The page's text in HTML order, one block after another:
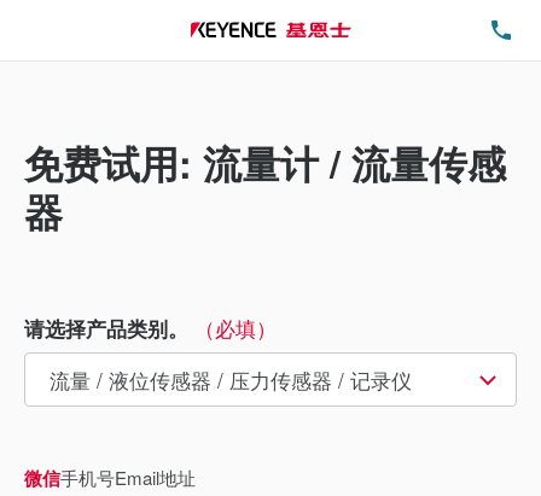
免费试用: 流量计 / 流量传感
器
请选择产品类别。 （必填）
微信手机号Email地址